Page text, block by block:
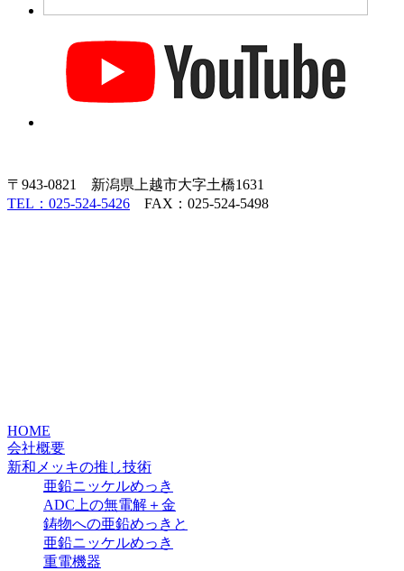
〒943-0821 新潟県上越市大字土橋1631
TEL：025-524-5426 FAX：025-524-5498
HOME
会社概要
新和メッキの推し技術
亜鉛ニッケルめっき
ADC上の無電解＋金
鋳物への亜鉛めっきと
亜鉛ニッケルめっき
重電機器